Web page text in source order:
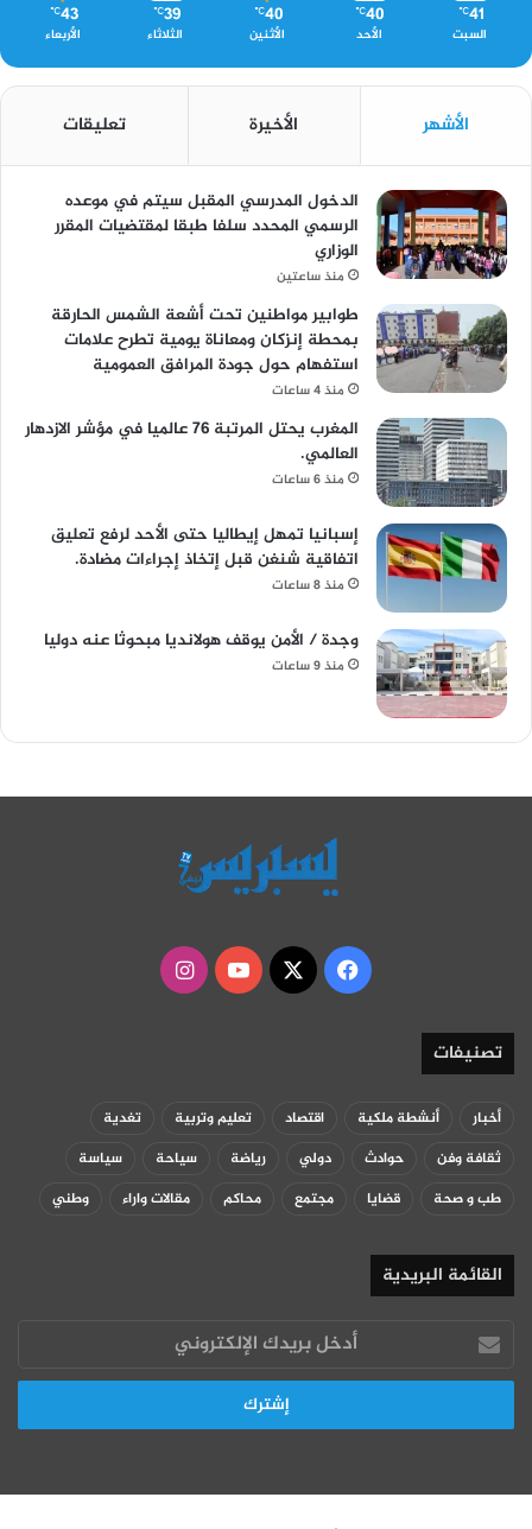
41
℃
السبت
40
℃
الأحد
40
℃
الأثنين
39
℃
الثلاثاء
43
℃
الأربعاء
الأشهر الأخيرة تعليقات
الدخول المدرسي المقبل سیتم في موعده
الرسمي المحدد سلفا طبقا لمقتضیات المقرر
الوزاري
منذ ساعتين
طوابير مواطنين تحت أشعة الشمس الحارقة
بمحطة إنزكان ومعاناة يومية تطرح علامات
استفهام حول جودة المرافق العمومية
منذ 4 ساعات
المغرب يحتل المرتبة 76 عالميا في مؤشر الازدهار
العالمي.
منذ 6 ساعات
إسبانيا تمهل إيطاليا حتى الأحد لرفع تعليق
اتفاقية شنغن قبل إتخاذ إجراءات مضادة.
منذ 8 ساعات
وجدة / الأمن يوقف هولانديا مبحوثا عنه دوليا
منذ 9 ساعات
فيسبوك
‫X
‫YouTubeانستقرام
تصنيفات
أخبار أنشطة ملكية اقتصاد تعليم وتربية
تغدية
ثقافة وفن
حوادث دولي رياضة سياحة
سياسة
طب و صحة
قضايا مجتمع محاكم مقالات واراء وطني
القائمة البريدية
أدخل
بريدك
الإلكتروني